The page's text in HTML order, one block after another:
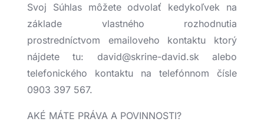
Svoj Súhlas môžete odvolať kedykoľvek na
základe vlastného rozhodnutia
prostredníctvom emailoveho kontaktu ktorý
nájdete tu: david@skrine-david.sk alebo
telefonického kontaktu na telefónnom čísle
0903 397 567.
AKÉ MÁTE PRÁVA A POVINNOSTI?